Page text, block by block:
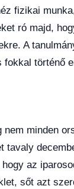
fizikai
ró majd,
A
történő
nem minden
tavaly
az
sőt azt